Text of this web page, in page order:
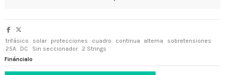
trifásico solar protecciones cuadro continua alterna
sobretensiones
25A
DC Sin seccionador
2 Strings
Fináncialo